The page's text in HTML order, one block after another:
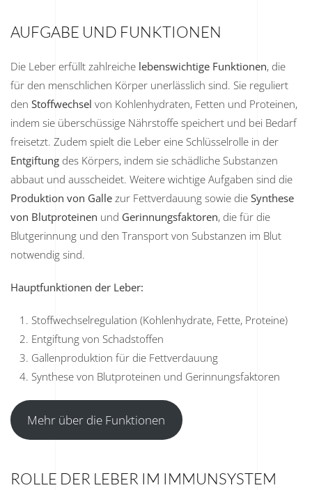
AUFGABE UND FUNKTIONEN
Die Leber erfüllt zahlreiche lebenswichtige Funktionen, die
für den menschlichen Körper unerlässlich sind. Sie reguliert
den Stoffwechsel von Kohlenhydraten, Fetten und Proteinen,
indem sie überschüssige Nährstoffe speichert und bei Bedarf
freisetzt. Zudem spielt die Leber eine Schlüsselrolle in der
Entgiftung des Körpers, indem sie schädliche Substanzen
abbaut und ausscheidet. Weitere wichtige Aufgaben sind die
Produktion von Galle zur Fettverdauung sowie die Synthese
von Blutproteinen und Gerinnungsfaktoren, die für die
Blutgerinnung und den Transport von Substanzen im Blut
notwendig sind.
Hauptfunktionen der Leber:
Stoffwechselregulation (Kohlenhydrate, Fette, Proteine)
Entgiftung von Schadstoffen
Gallenproduktion für die Fettverdauung
Synthese von Blutproteinen und Gerinnungsfaktoren
Mehr über die Funktionen
ROLLE DER LEBER IM IMMUNSYSTEM